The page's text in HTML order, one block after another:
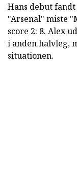
Hans debut fandt
"Arsenal" miste
score 2: 8. Alex
i anden halvleg,
situationen.